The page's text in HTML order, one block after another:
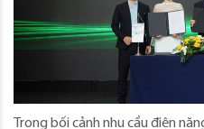
Trong bối cảnh nhu cầu điện